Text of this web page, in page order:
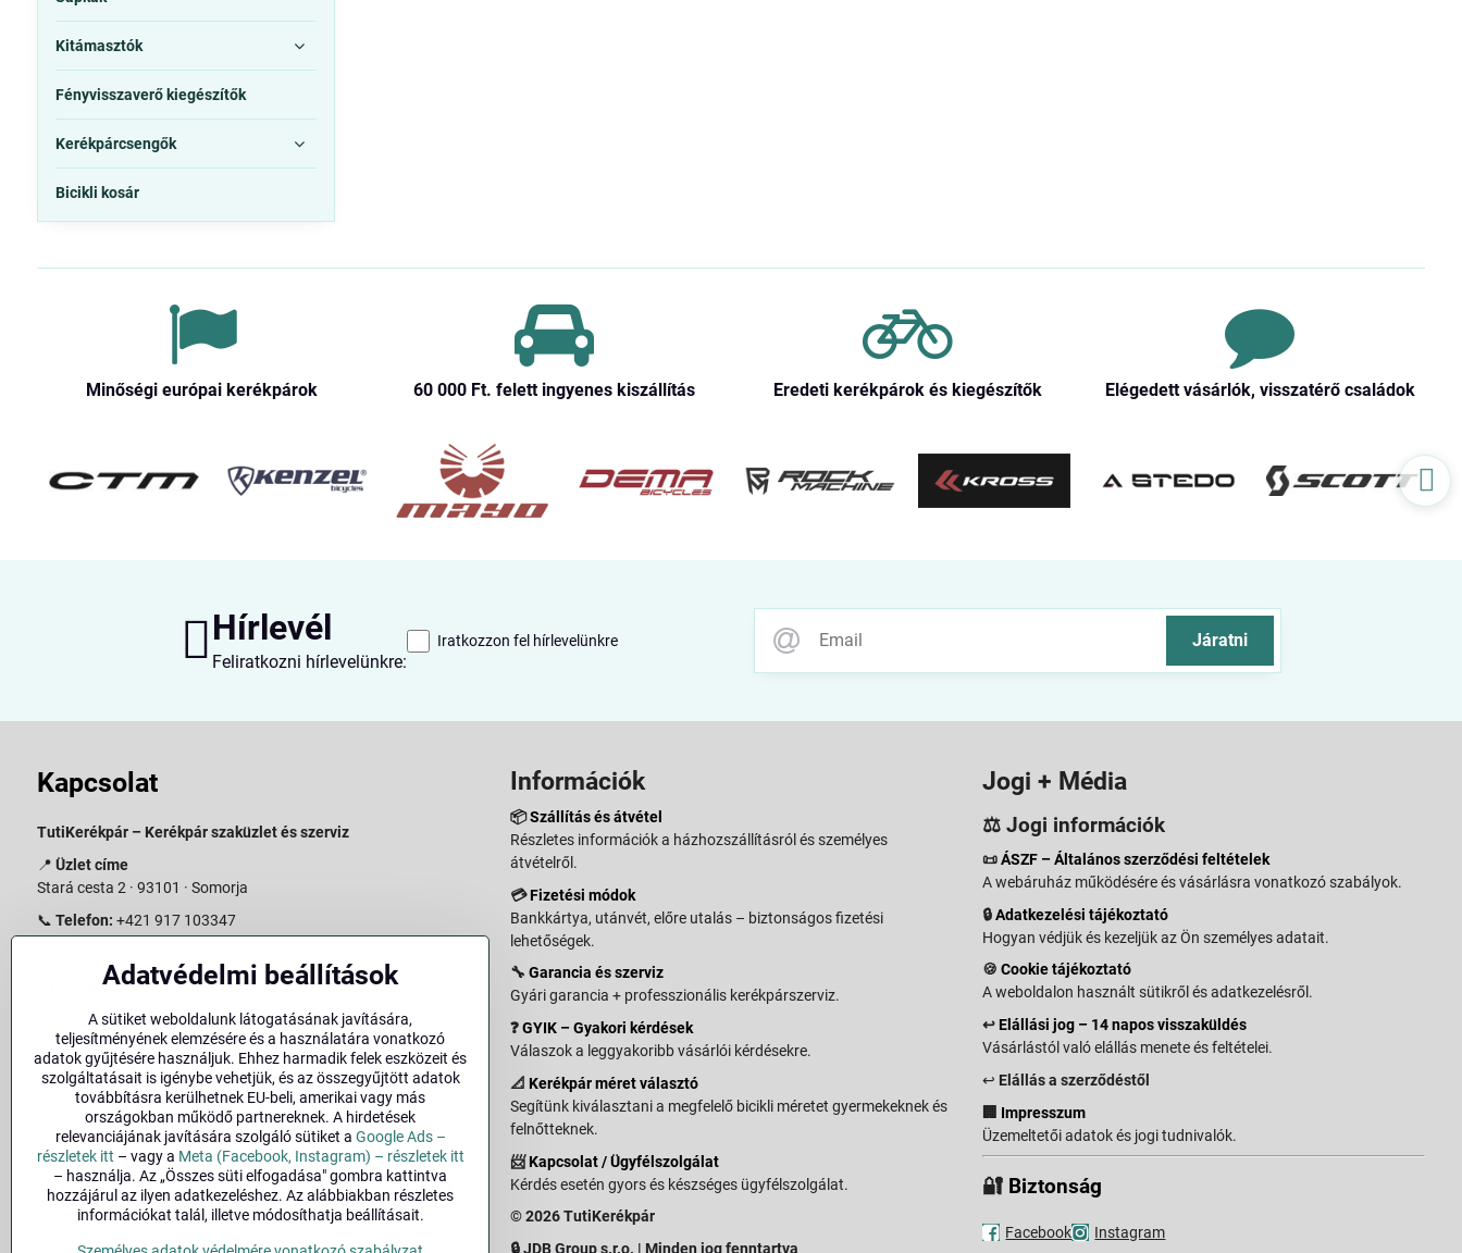
Kitámasztók
Fényvisszaverő kiegészítők
Kerékpárcsengők
Bicikli kosár
Minőségi európai kerékpárok 60 000 Ft​. felett ingyenes kiszállítás Eredeti kerékpárok és kiegészítők Elégedett vásárlók, visszatérő családok
Hírlevél
Feliratkozni hírlevelünkre:
Járatni
Iratkozzon fel hírlevelünkre
Kapcsolat
TutiKerékpár – Kerékpár szaküzlet és szerviz
📍 Üzlet címe
Stará cesta 2 · 93101 · Somorja
📞 Telefon: +421 917 103347
Nyitvatartás:
Hétfő–Péntek: 09:00–15:00
Szombat: 09:00–11:00
Vasárnap: Zárva
Bolt megtekintése a térképen(Google Maps link)
Információk
📦Szállítás és átvétel
Részletes információk a házhozszállításról és személyes
átvételről.
💳Fizetési módok
Bankkártya, utánvét, előre utalás – biztonságos fizetési
lehetőségek.
🔧 Garancia és szerviz
Gyári garancia + professzionális kerékpárszerviz.
❓GYIK – Gyakori kérdések
Válaszok a leggyakoribb vásárlói kérdésekre.
📐 Kerékpár méret választó
Segítünk kiválasztani a megfelelő bicikli méretet gyermekeknek és
felnőtteknek.
📨Kapcsolat / Ügyfélszolgálat
Kérdés esetén gyors és készséges ügyfélszolgálat.
© 2026 TutiKerékpár
🔒 JDB Group s.r.o. | Minden jog fenntartva
Jogi + Média
⚖️ Jogi információk
📜ÁSZF – Általános szerződési feltételek
A webáruház működésére és vásárlásra vonatkozó szabályok.
🔒Adatkezelési tájékoztató
Hogyan védjük és kezeljük az Ön személyes adatait.
🍪Cookie tájékoztató
A weboldalon használt sütikről és adatkezelésről.
↩️Elállási jog – 14 napos visszaküldés
Vásárlástól való elállás menete és feltételei.
↩️ Elállás a szerződéstől
Impresszum
Üzemeltetői adatok és jogi tudnivalók.
🔐 Biztonság
Facebook Instagram
Adatvédelmi beállítások
A sütiket weboldalunk látogatásának javítására,
teljesítményének elemzésére és a használatára vonatkozó
adatok gyűjtésére használjuk. Ehhez harmadik felek eszközeit és
szolgáltatásait is igénybe vehetjük, és az összegyűjtött adatok
továbbításra kerülhetnek EU-beli, amerikai vagy más
országokban működő partnereknek. A hirdetések
relevanciájának javítására szolgáló sütiket a Google Ads –
részletek itt – vagy a Meta (Facebook, Instagram) – részletek itt
– használja. Az „Összes süti elfogadása" gombra kattintva
hozzájárul az ilyen adatkezeléshez. Az alábbiakban részletes
információkat talál, illetve módosíthatja beállításait.